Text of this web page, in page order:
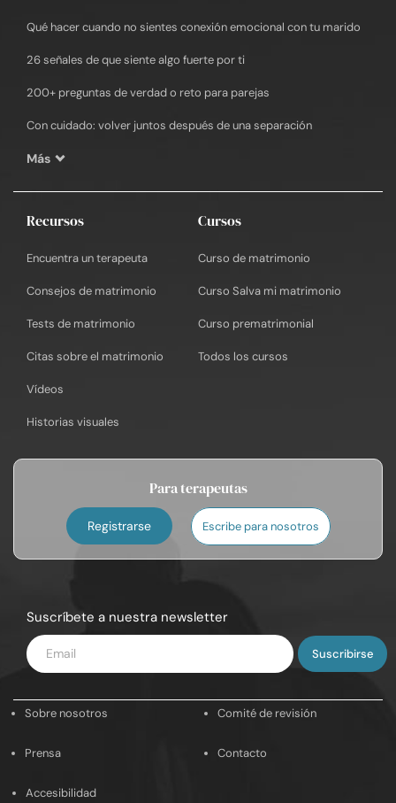
Qué hacer cuando no sientes conexión emocional con tu marido
26 señales de que siente algo fuerte por ti
200+ preguntas de verdad o reto para parejas
Con cuidado: volver juntos después de una separación
Más
Recursos
Encuentra un terapeuta
Consejos de matrimonio
Tests de matrimonio
Citas sobre el matrimonio
Vídeos
Historias visuales
Cursos
Curso de matrimonio
Curso Salva mi matrimonio
Curso prematrimonial
Todos los cursos
Para terapeutas
Registrarse Escribe para nosotros
Suscríbete a nuestra newsletter
Introduce
tu
Sobre nosotros Comité de revisión
Prensa Contacto
Accesibilidad